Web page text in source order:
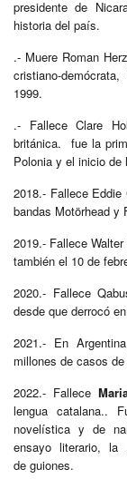
presidente de
historia del país.
.- Muere Roman
cristiano-
1999.
.- Fallece Clare
británica. fue la
Polonia y el inicio de
2018.- Fallece
bandas Motörhead y
2019.- Fallece
también el 10 de
2020.- Fallece
desde que derrocó
2021.- En
millones de casos
2022.- Fallece
lengua catalana..
novelística y de
ensayo literario, la
de guiones.